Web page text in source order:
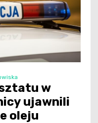
w
ujawnili
oleju